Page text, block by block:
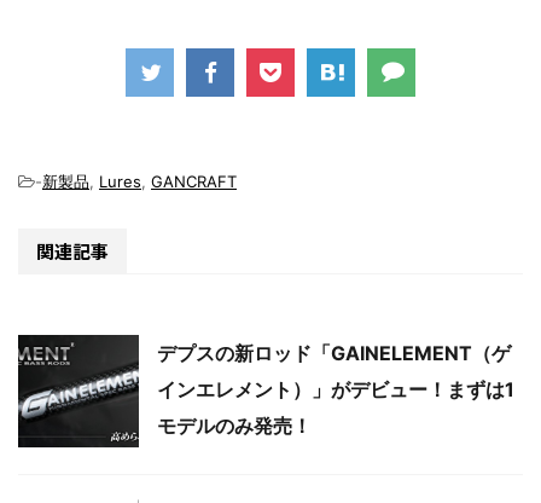
-新製品, Lures, GANCRAFT
関連記事
デプスの新ロッド「GAINELEMENT（ゲ
インエレメント）」がデビュー！まずは1
モデルのみ発売！